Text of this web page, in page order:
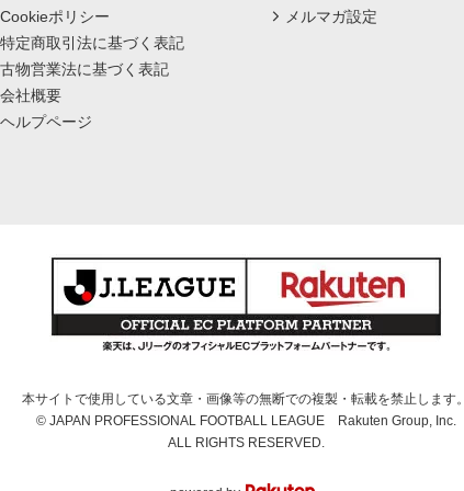
Cookieポリシー
特定商取引法に基づく表記
古物営業法に基づく表記
会社概要
ヘルプページ
メルマガ設定
本サイトで使用している文章・画像等の無断での複製・転載を禁止します。
© JAPAN PROFESSIONAL FOOTBALL LEAGUE Rakuten Group, Inc.
ALL RIGHTS RESERVED.